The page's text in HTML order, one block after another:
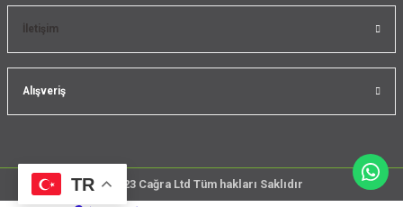
İletişim
Alışveriş
TR @2023 Cağra Ltd Tüm hakları Saklıdır